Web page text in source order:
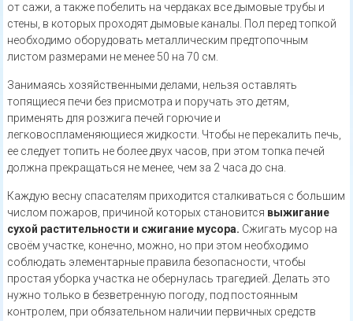
от сажи, а также побелить на чердаках все дымовые трубы и
стены, в которых проходят дымовые каналы. Пол перед топкой
необходимо оборудовать металлическим предтопочным
листом размерами не менее 50 на 70 см.
Занимаясь хозяйственными делами, нельзя оставлять
топящиеся печи без присмотра и поручать это детям,
применять для розжига печей горючие и
легковоспламеняющиеся жидкости. Чтобы не перекалить печь,
ее следует топить не более двух часов, при этом топка печей
должна прекращаться не менее, чем за 2 часа до сна.
Каждую весну спасателям приходится сталкиваться с большим
числом пожаров, причиной которых становится выжигание
сухой растительности и сжигание мусора. Сжигать мусор на
своём участке, конечно, можно, но при этом необходимо
соблюдать элементарные правила безопасности, чтобы
простая уборка участка не обернулась трагедией. Делать это
нужно только в безветренную погоду, под постоянным
контролем, при обязательном наличии первичных средств